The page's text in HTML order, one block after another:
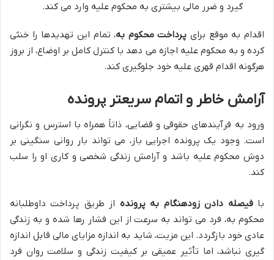
گیرد و ضرر مالی بیشتری به محکوم علیه وارد می کند.
اقدام به موقع برای پرداخت محکوم به، تمام این تهدیدها را خنثی
کرده و به محکوم علیه اجازه می دهد با کنترل کامل بر اوضاع، از بروز
هرگونه اقدام قهری علیه خود جلوگیری کند.
آرامش خاطر و اتمام سریعتر پرونده
ورود به فرآیندهای حقوقی و قضایی، ذاتاً همراه با استرس و نگرانی
است. وجود یک پرونده اجرایی باز، می تواند بار روانی سنگینی بر
دوش محکوم علیه باشد و آرامش زندگی شخصی و کاری او را سلب
کند.
بافیصله دادن زودهنگام به پرونده از طریق پرداخت داوطلبانه
محکوم به، فرد می تواند به سرعت از این فشار رها شده و به زندگی
عادی خود بازگردد. این مزیت، شاید به اندازه مزایای مالی قابل اندازه
گیری نباشد، اما تأثیر عمیقی بر کیفیت زندگی و سلامت روان فرد